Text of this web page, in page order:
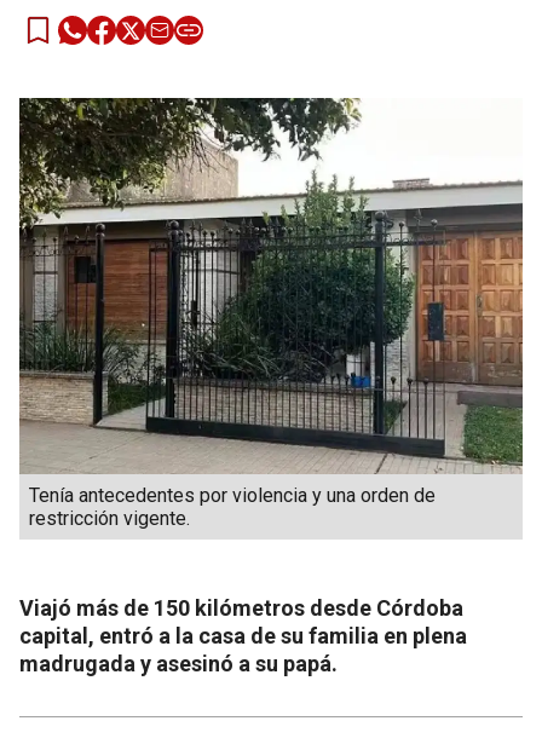
Tenía antecedentes por violencia y una orden de
restricción vigente.
Viajó más de 150 kilómetros desde Córdoba
capital, entró a la casa de su familia en plena
madrugada y asesinó a su papá.